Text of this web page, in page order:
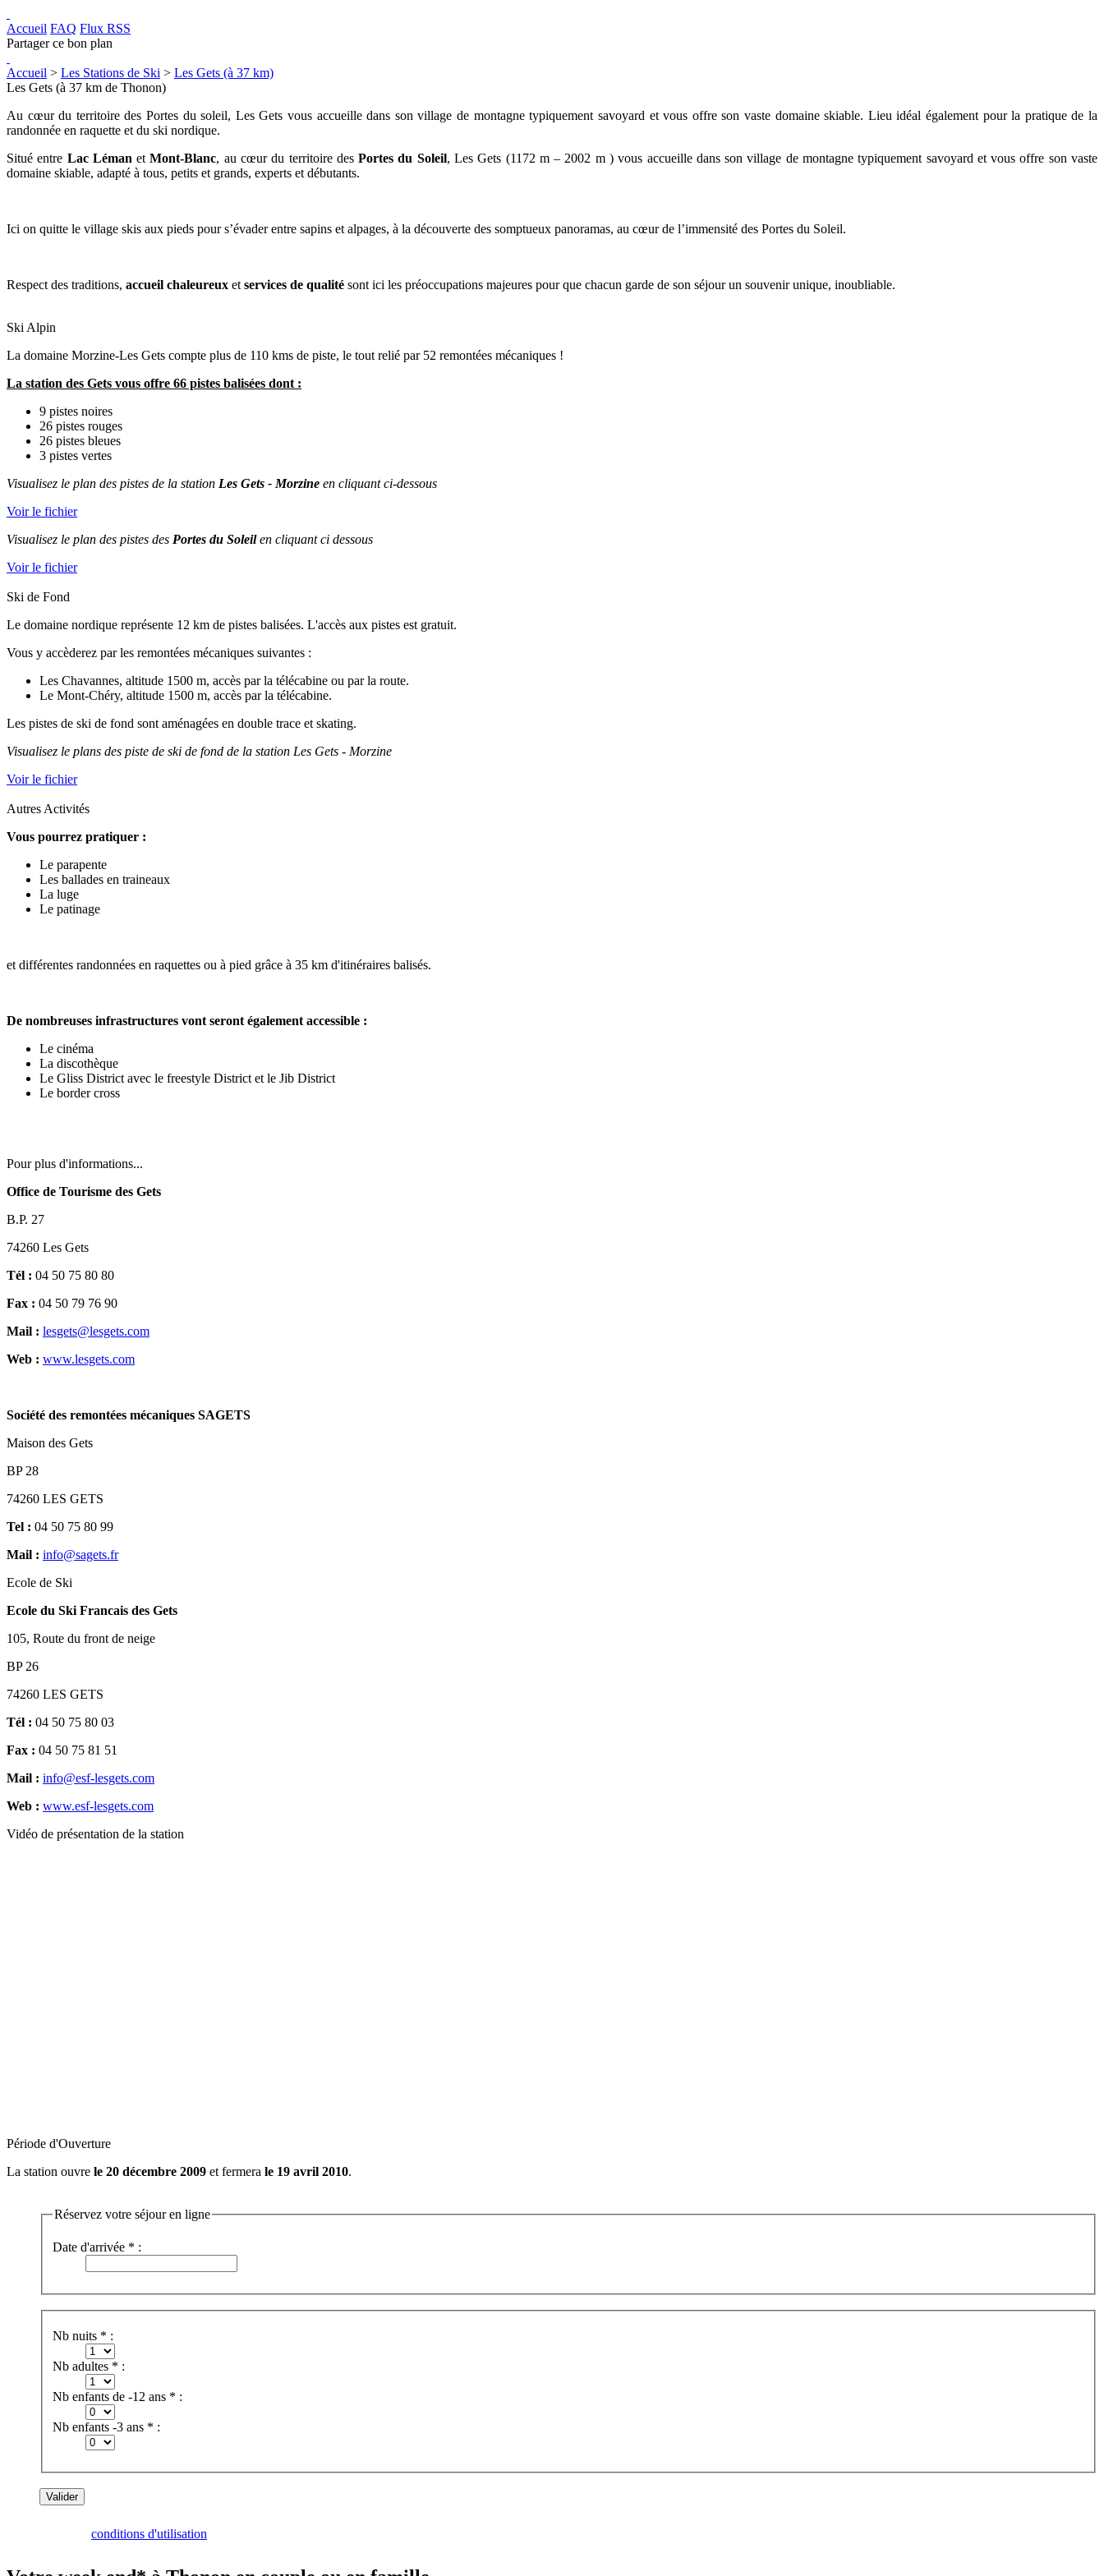
Accueil FAQ Flux RSS
Partager ce bon plan
Accueil > Les Stations de Ski > Les Gets (à 37 km)
Les Gets (à 37 km de Thonon)
Au cœur du territoire des Portes du soleil, Les Gets vous accueille dans son village de montagne typiquement savoyard et vous offre son vaste domaine skiable. Lieu idéal également pour la pratique de la
randonnée en raquette et du ski nordique.
Situé entre Lac Léman etMont-Blanc, au cœur du territoire desPortes du Soleil, Les Gets (1172 m – 2002 m ) vous accueille dans son village de montagne typiquement savoyard et vous offre son vaste
domaine skiable, adapté à tous, petits et grands, experts et débutants.
Ici on quitte le village skis aux pieds pour s’évader entre sapins et alpages, à la découverte des somptueux panoramas, au cœur de l’immensité des Portes du Soleil.
Respect des traditions, accueil chaleureux et services de qualité sont ici les préoccupations majeures pour que chacun garde de son séjour un souvenir unique, inoubliable.
Ski Alpin
La domaine Morzine-Les Gets compte plus de 110 kms de piste, le tout relié par 52 remontées mécaniques !
La station des Gets vous offre 66 pistes balisées dont :
9 pistes noires
26 pistes rouges
26 pistes bleues
3 pistes vertes
Visualisez le plan des pistes de la station Les Gets - Morzine en cliquant ci-dessous
Voir le fichier
Visualisez le plan des pistes des Portes du Soleilen cliquant ci dessous
Voir le fichier
Ski de Fond
Le domaine nordique représente 12 km de pistes balisées. L'accès aux pistes est gratuit.
Vous y accèderez par les remontées mécaniques suivantes :
Les Chavannes, altitude 1500 m, accès par la télécabine ou par la route.
Le Mont-Chéry, altitude 1500 m, accès par la télécabine.
Les pistes de ski de fond sont aménagées en double trace et skating.
Visualisez le plans des piste de ski de fond de la station Les Gets - Morzine
Voir le fichier
Autres Activités
Vous pourrez pratiquer :
Le parapente
Les ballades en traineaux
La luge
Le patinage
et différentes randonnées en raquettes ou à pied grâce à 35 km d'itinéraires balisés.
De nombreuses infrastructures vont seront également accessible :
Le cinéma
La discothèque
Le Gliss District avec le freestyle District et le Jib District
Le border cross
Pour plus d'informations...
Office de Tourisme des Gets
B.P. 27
74260 Les Gets
Tél : 04 50 75 80 80
Fax : 04 50 79 76 90
Mail : lesgets@lesgets.com
Web : www.lesgets.com
Société des remontées mécaniques SAGETS
Maison des Gets
BP 28
74260 LES GETS
Tel : 04 50 75 80 99
Mail : info@sagets.fr
Ecole de Ski
Ecole du Ski Francais des Gets
105, Route du front de neige
BP 26
74260 LES GETS
Tél : 04 50 75 80 03
Fax : 04 50 75 81 51
Mail : info@esf-lesgets.com
Web : www.esf-lesgets.com
Vidéo de présentation de la station
Période d'Ouverture
La station ouvre le 20 décembre 2009 et fermera le 19 avril 2010.
Réservez votre séjour en ligne
Date d'arrivée * :
Nb nuits * :
Nb adultes * :
Nb enfants de -12 ans * :
Nb enfants -3 ans * :
conditions d'utilisation